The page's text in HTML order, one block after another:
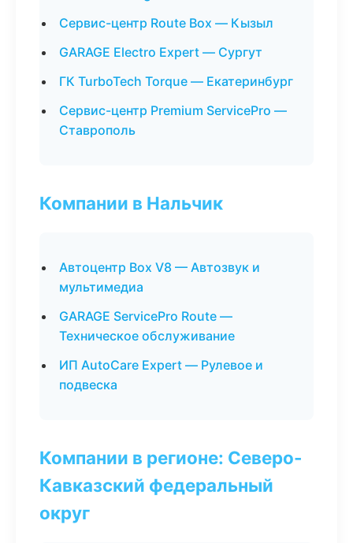
Сервис-центр Route Box — Кызыл
GARAGE Electro Expert — Сургут
ГК TurboTech Torque — Екатеринбург
Сервис-центр Premium ServicePro —
Ставрополь
Компании в Нальчик
Автоцентр Box V8 — Автозвук и
мультимедиа
GARAGE ServicePro Route —
Техническое обслуживание
ИП AutoCare Expert — Рулевое и
подвеска
Компании в регионе: Северо-
Кавказский федеральный
округ